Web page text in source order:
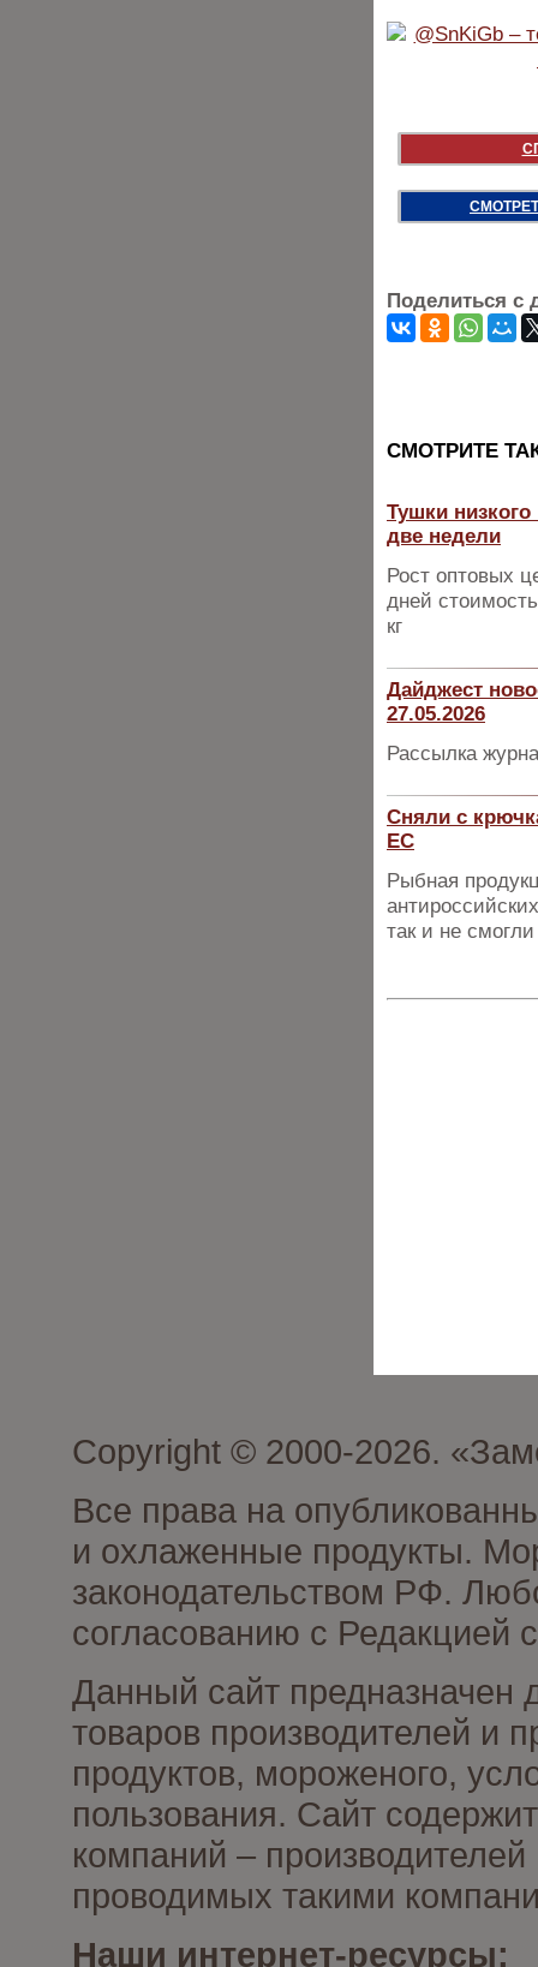
Поделиться с
CМОТРИТЕ
Тушки
две недели
Рост оптовых
дней
кг
Дайджест
27.05.2026
Рассылка
Сняли с
ЕС
Рыбная
так и не
Copyright © 2000-2026.
Все права на
и охлаженные продукты.
законодательством РФ.
согласованию с Редакцией
Данный сайт предназначен
товаров производителей и
продуктов, мороженого,
пользования. Сайт
компаний –
проводимых такими
Наши интернет-ресурсы: